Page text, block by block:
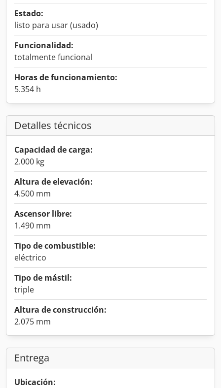
Estado:
listo para usar (usado)
Funcionalidad:
totalmente funcional
Horas de funcionamiento:
5.354 h
Detalles técnicos
Capacidad de carga:
2.000 kg
Altura de elevación:
4.500 mm
Ascensor libre:
1.490 mm
Tipo de combustible:
eléctrico
Tipo de mástil:
triple
Altura de construcción:
2.075 mm
Entrega
Ubicación: